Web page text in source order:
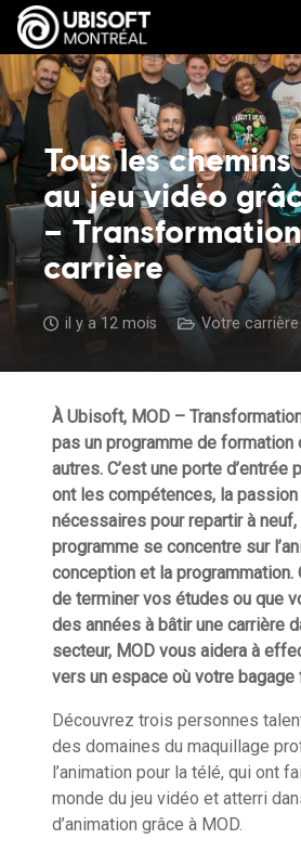
Tous les
au jeu vidéo
–
carrière
il y a 12 mois Votre carrière
À Ubisoft, MOD –
pas un programme de formation
autres. C’est une porte d’entrée
ont les compétences, la
nécessaires pour repartir à
programme se concentre sur
conception et la programmation.
de terminer vos études ou que
des années à bâtir une carrière
secteur, MOD vous aidera à
vers un espace où votre
Découvrez trois personnes
des domaines du maquillage
l’animation pour la télé, qui ont
monde du jeu vidéo et atterri
d’animation grâce à MOD.